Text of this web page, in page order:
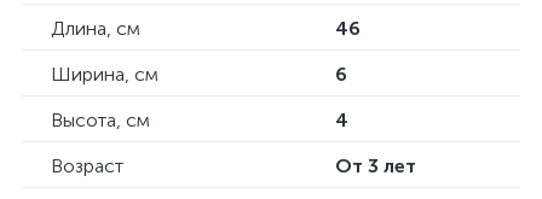
Длина, см
46
Ширина, см
6
Высота, см
4
Возраст
От 3 лет